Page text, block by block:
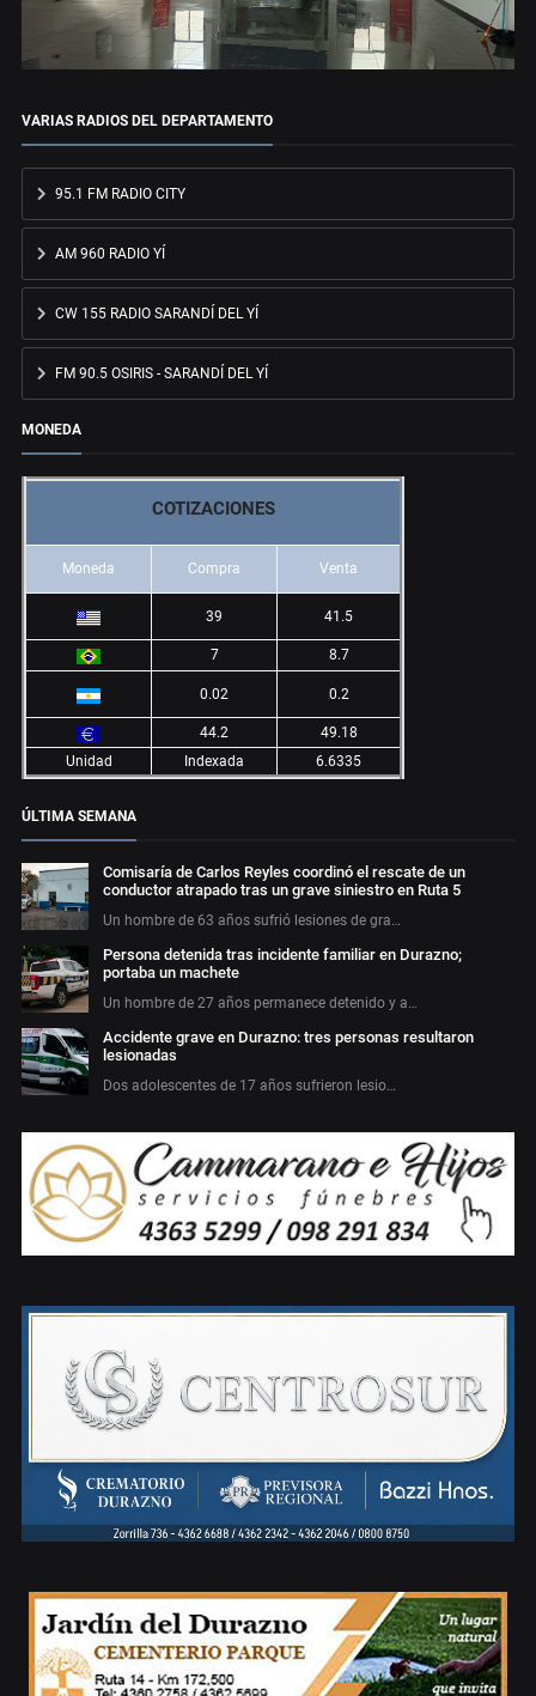
VARIAS RADIOS DEL DEPARTAMENTO
95.1 FM RADIO CITY
AM 960 RADIO YÍ
CW 155 RADIO SARANDÍ DEL YÍ
FM 90.5 OSIRIS - SARANDÍ DEL YÍ
MONEDA
COTIZACIONES
Moneda Compra Venta
39 41.5
7 8.7
0.02 0.2
44.2
49.18
Unidad
Indexada 6.6335
ÚLTIMA SEMANA
Comisaría de Carlos Reyles coordinó el rescate de un
conductor atrapado tras un grave siniestro en Ruta 5
Un hombre de 63 años sufrió lesiones de gra…
Persona detenida tras incidente familiar en Durazno;
portaba un machete
Un hombre de 27 años permanece detenido y a…
Accidente grave en Durazno: tres personas resultaron
lesionadas
Dos adolescentes de 17 años sufrieron lesio…